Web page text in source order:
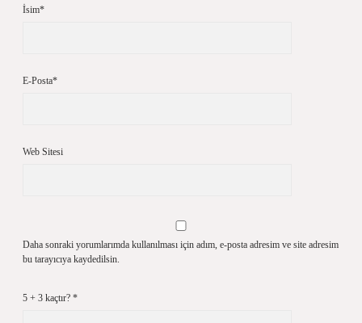
İsim*
E-Posta*
Web Sitesi
Daha sonraki yorumlarımda kullanılması için adım, e-posta adresim ve site adresim
bu tarayıcıya kaydedilsin.
5 + 3 kaçtır? *